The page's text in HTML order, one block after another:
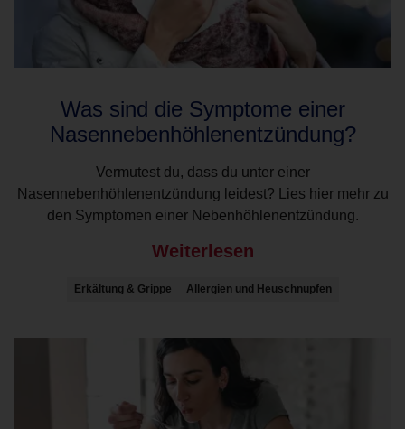
Was sind die Symptome einer
Nasennebenhöhlenentzündung?
Vermutest du, dass du unter einer
Nasennebenhöhlenentzündung leidest? Lies hier mehr zu
den Symptomen einer Nebenhöhlenentzündung.
Weiterlesen
Erkältung & Grippe Allergien und Heuschnupfen